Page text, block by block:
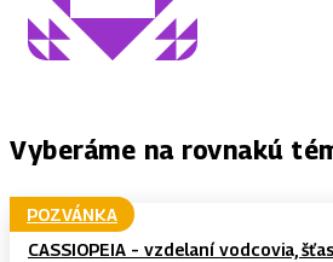
Vyberáme na rovnakú
POZVÁNKA
CASSIOPEIA – vzdelaní vodcovia,